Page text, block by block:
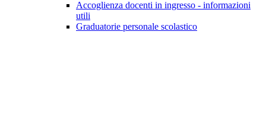
Accoglienza docenti in ingresso - informazioni
utili
Graduatorie personale scolastico